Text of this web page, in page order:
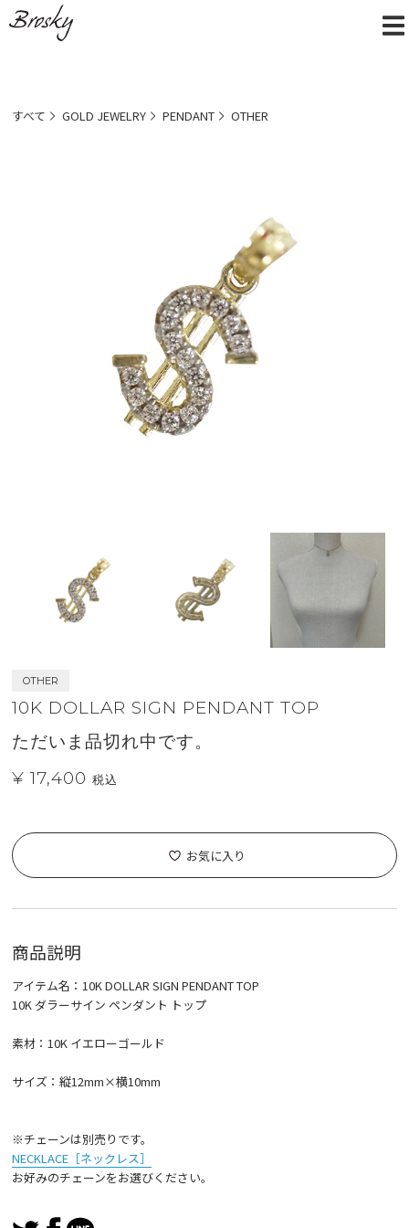
すべて GOLD JEWELRY PENDANT OTHER
OTHER
10K DOLLAR SIGN PENDANT TOP
ただいま品切れ中です。
¥ 17,400税込
お気に入り
商品説明
アイテム名：10K DOLLAR SIGN PENDANT TOP
10K ダラーサイン ペンダント トップ
素材：10K イエローゴールド
サイズ：縦12mm×横10mm
※チェーンは別売りです。
NECKLACE［ネックレス］
お好みのチェーンをお選びください。